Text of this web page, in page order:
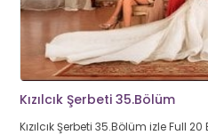
Kızılcık Şerbeti 35.Bölüm
Kızılcık Şerbeti 35.Bölüm izle Full